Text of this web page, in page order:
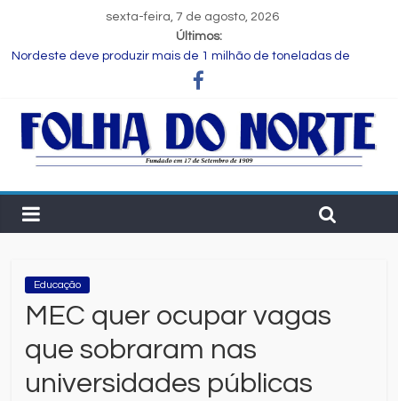
sexta-feira, 7 de agosto, 2026
Últimos:
Nordeste deve produzir mais de 1 milhão de toneladas de
algodão pela primeira vez, aponta Etene
muda para as empresas
Programa Speak Up reúne estudantes da rede municipal em
oficina pedagógica
tecnologia na China
FIEB lança Comitê das Cadeias Química e Petroquímica com o
objetivo de fortalecer o setor na Bahia
Educação
MEC quer ocupar vagas
que sobraram nas
universidades públicas